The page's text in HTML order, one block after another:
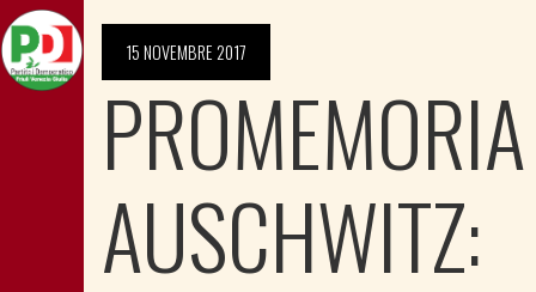
15 NOVEMBRE 2017
PROMEMORIA
AUSCHWITZ: